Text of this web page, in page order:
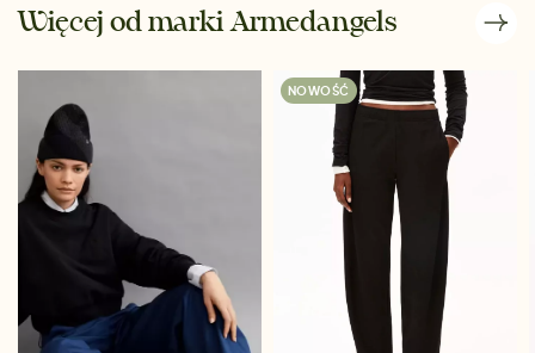
Więcej od marki Armedangels
NOWOŚĆ